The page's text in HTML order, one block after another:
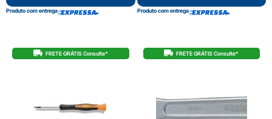
Produto com entrega Produto com entrega
FRETE GRÁTIS Consulte* FRETE GRÁTIS Consulte*